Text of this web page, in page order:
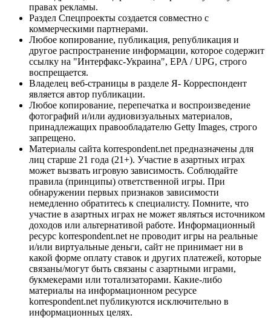
правах рекламы.
Раздел Спецпроекты создается совместно с
коммерческими партнерами.
Любое копирование, публикация, републикация и
другое распространение информации, которое содержит
ссылку на "Интерфакс-Украина", EPA / UPG, строго
воспрещается.
Владелец веб-страницы в разделе Я- Корреспондент
является автор публикации.
Любое копирование, перепечатка и воспроизведение
фотографий и/или аудиовизуальных материалов,
принадлежащих правообладателю Getty Images, строго
запрещено.
Материалы сайта korrespondent.net предназначены для
лиц старше 21 года (21+). Участие в азартных играх
может вызвать игровую зависимость. Соблюдайте
правила (принципы) ответственной игры. При
обнаружении первых признаков зависимости
немедленно обратитесь к специалисту. Помните, что
участие в азартных играх не может являться источником
доходов или альтернативой работе. Информационный
ресурс korrespondent.net не проводит игры на реальные
и/или виртуальные деньги, сайт не принимает ни в
какой форме оплату ставок и других платежей, которые
связаны/могут быть связаны с азартными играми,
букмекерами или тотализаторами. Какие-либо
материалы на информационном ресурсе
korrespondent.net публикуются исключительно в
информационных целях.